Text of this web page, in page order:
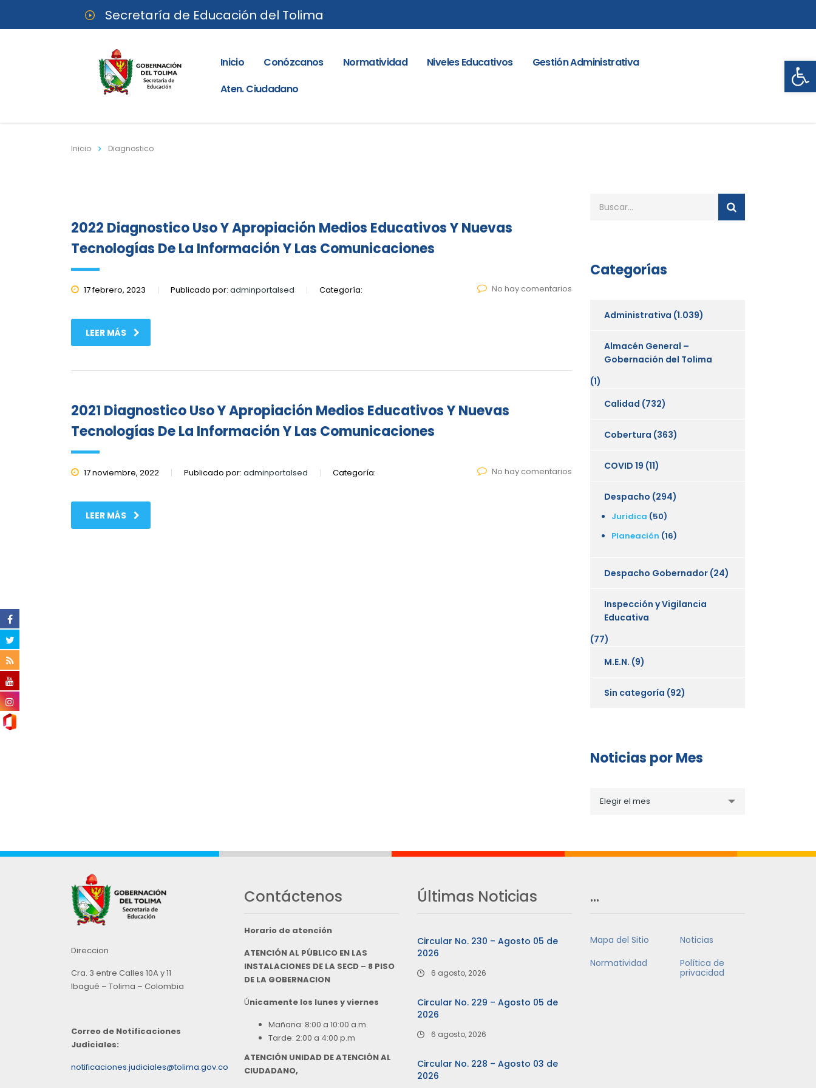
Secretaría de Educación del Tolima
Inicio Conózcanos Normatividad Niveles Educativos
Gestión Administrativa
Aten. Ciudadano
Inicio Diagnostico
2022 Diagnostico Uso Y Apropiación Medios Educativos Y Nuevas
Tecnologías De La Información Y Las Comunicaciones
17 febrero, 2023 Publicado por: adminportalsed Categoría: No hay comentarios
LEER MÁS
2021 Diagnostico Uso Y Apropiación Medios Educativos Y Nuevas
Tecnologías De La Información Y Las Comunicaciones
17 noviembre, 2022 Publicado por: adminportalsed Categoría: No hay comentarios
LEER MÁS
Categorías
Administrativa (1.039)
Almacén General –
Gobernación del Tolima
(1)
Calidad (732)
Cobertura (363)
COVID 19 (11)
Despacho (294)
Juridica (50)
Planeación (16)
Despacho Gobernador (24)
Inspección y Vigilancia
Educativa
(77)
M.E.N. (9)
Sin categoría (92)
Noticias por Mes
porElegir el mes
Direccion
Cra. 3 entre Calles 10A y 11
Ibagué – Tolima – Colombia
Correo de Notificaciones
Judiciales:
notificaciones.judiciales@tolima.gov.co
Contáctenos
Horario de atención
ATENCIÓN AL PÚBLICO EN LAS
INSTALACIONES DE LA SECD – 8 PISO
DE LA GOBERNACION
Únicamente los lunes y viernes
Mañana: 8:00 a 10:00 a.m.
Tarde: 2:00 a 4:00 p.m
ATENCIÓN UNIDAD DE ATENCIÓN AL
CIUDADANO,
Últimas Noticias
Circular No. 230 – Agosto 05 de
2026
6 agosto, 2026
Circular No. 229 – Agosto 05 de
2026
6 agosto, 2026
Circular No. 228 – Agosto 03 de
2026
…
Mapa del Sitio
Noticias
Normatividad
Política de
privacidad